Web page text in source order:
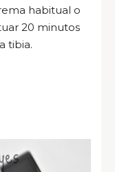
habitual o
20 minutos
tibia.